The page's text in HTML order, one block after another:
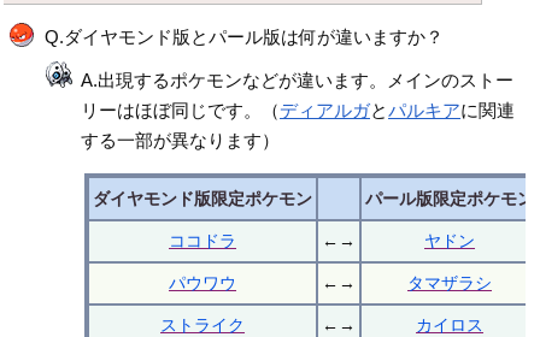
Q.ダイヤモンド版とパール版は何が違いますか？
A.出現するポケモンなどが違います。メインのストー
リーはほぼ同じです。（ディアルガとパルキアに関連
する一部が異なります）
ダイヤモンド版限定ポケモン パール版限定ポケモン
ココドラ ←→ ヤドン
パウワウ ←→ タマザラシ
ストライク ←→ カイロス